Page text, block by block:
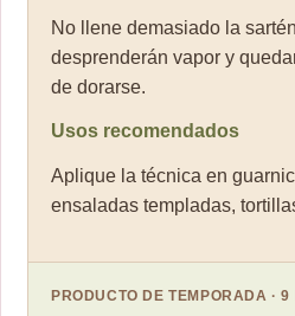
No llene demasiado la
desprenderán vapor y
de dorarse.
Usos recomendados
Aplique la técnica en
ensaladas templadas,
PRODUCTO DE TEMPORADA ·